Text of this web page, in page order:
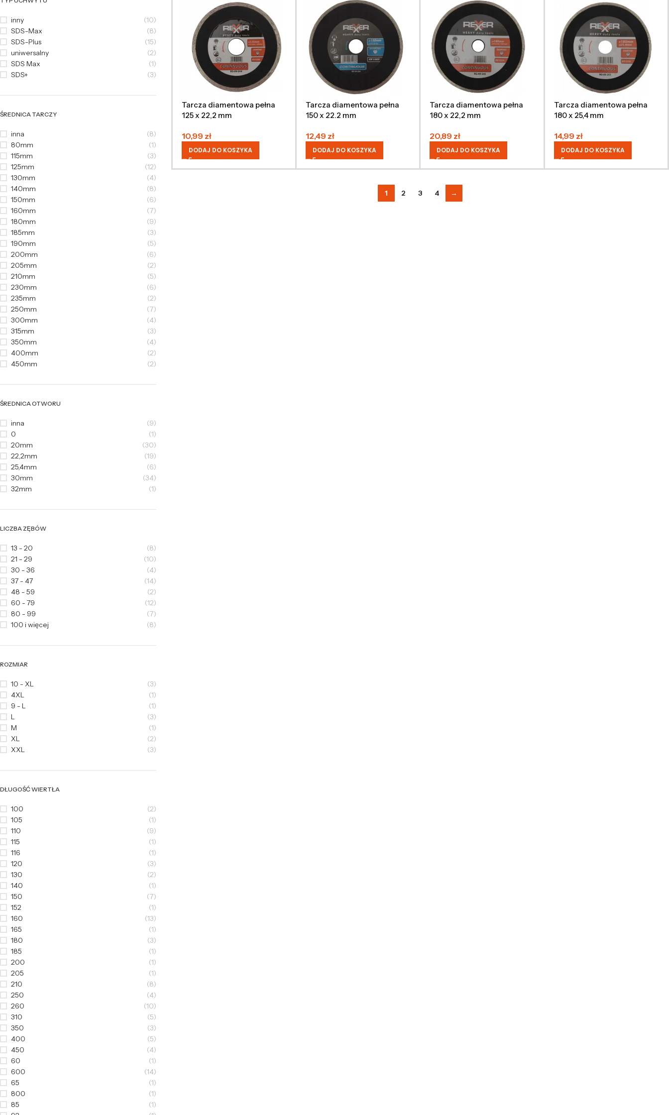
inny
(10)
SDS-Max
(8)
SDS-Plus
(15)
uniwersalny
(2)
SDS Max
(1)
SDS+
(3)
ŚREDNICA TARCZY
inna
(8)
80mm
(1)
115mm
(3)
125mm
(12)
130mm
(4)
140mm
(8)
150mm
(6)
160mm
(7)
180mm
(9)
185mm
(3)
190mm
(5)
200mm
(6)
205mm
(2)
210mm
(5)
230mm
(6)
235mm
(2)
250mm
(7)
300mm
(4)
315mm
(3)
350mm
(4)
400mm
(2)
450mm
(2)
ŚREDNICA OTWORU
inna
(9)
0
(1)
20mm
(30)
22,2mm
(19)
25,4mm
(6)
30mm
(34)
32mm
(1)
LICZBA ZĘBÓW
13 - 20
(8)
21 - 29
(10)
30 - 36
(4)
37 - 47
(14)
48 - 59
(2)
60 - 79
(12)
80 - 99
(7)
100 i więcej
(8)
ROZMIAR
10 - XL
(3)
4XL
(1)
9 - L
(1)
L
(3)
M
(1)
XL
(2)
XXL
(3)
DŁUGOŚĆ WIERTŁA
100
(2)
105
(1)
110
(9)
115
(1)
116
(1)
120
(3)
130
(2)
140
(1)
150
(7)
152
(1)
160
(13)
165
(1)
180
(3)
185
(1)
200
(1)
205
(1)
210
(8)
250
(4)
260
(10)
310
(5)
350
(3)
400
(5)
450
(4)
60
(1)
600
(14)
65
(1)
800
(1)
85
(1)
Tarcza diamentowa pełna
125 x 22,2 mm
10,99 zł
DODAJ DO KOSZYKA
Tarcza diamentowa pełna
150 x 22.2 mm
12,49 zł
DODAJ DO KOSZYKA
Tarcza diamentowa pełna
180 x 22,2 mm
20,89 zł
DODAJ DO KOSZYKA
Tarcza diamentowa pełna
180 x 25,4 mm
14,99 zł
DODAJ DO KOSZYKA
1 2 3 4 →